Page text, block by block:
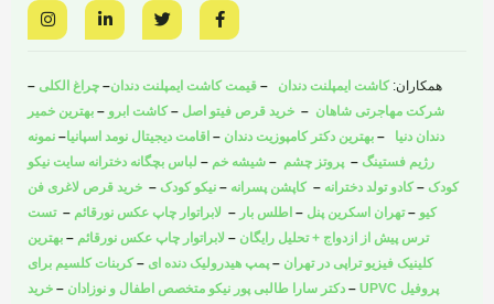
F
a
c
o
o
k
-
w
i
e
r
L
i
n
d
-
n
I
n
s
g
r
a
m
همکاران: کاشت ایمپلنت دندان – قیمت کاشت ایمپلنت دندان– چراغ الکلی –
شرکت مهاجرتی شاهان – خرید قرص فیتو اصل –کاشت ابرو – بهترین خمیر
دندان دنیا – بهترین دکتر کامپوزیت دندان – اقامت دیجیتال نومد اسپانیا– نمونه
رژیم فستینگ – پروتز چشم – شیشه خم – لباس بچگانه دخترانه سایت نیکو
کودک –کادو تولد دخترانه –کاپشن پسرانه – نیکو کودک – خرید قرص لاغری فن
کیو –تهران اسکرین پنل – اطلس بار – لابراتوار چاپ عکس نورقائم –تست
ترس پیش از ازدواج + تحلیل رایگان – لابراتوار چاپ عکس نورقائم – بهترین
کلینیک فیزیو تراپی در تهران – پمپ هیدرولیک دنده ای –کربنات کلسیم برای
پروفیل UPVC
– دکتر سارا طالبی پور نیکو متخصص اطفال و نوزادان – خرید